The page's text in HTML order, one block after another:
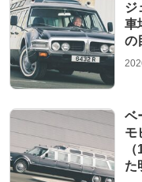
ジ
車
の
ベ
モ
た